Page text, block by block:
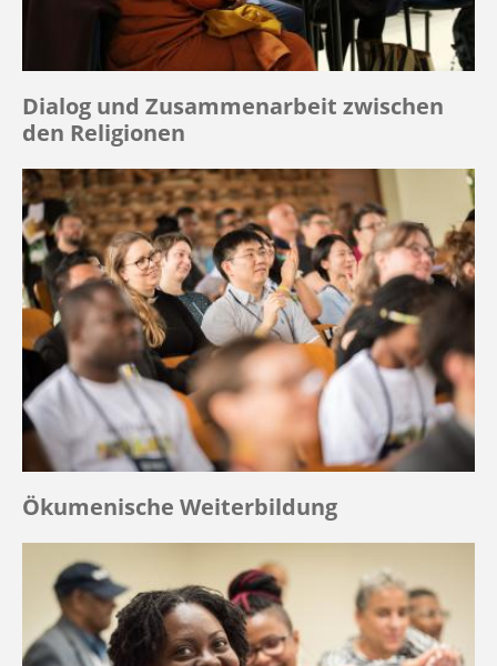
Dialog und Zusammenarbeit zwischen
den Religionen
Ökumenische Weiterbildung